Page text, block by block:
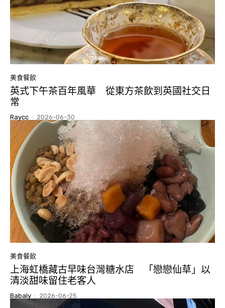
美食餐飲
英式下午茶百年風華 從東方茶飲到英國社交日
常
Raycc - 2026-06-30
美食餐飲
上海虹橋藏古早味台灣糖水店 「戀戀仙草」以
清淡甜味留住老客人
Babaly - 2026-06-25